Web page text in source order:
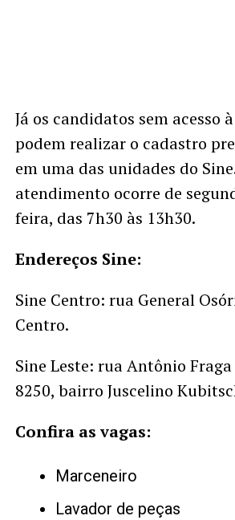
Já os candidatos sem acesso
podem realizar o cadastro
em uma das unidades do
atendimento ocorre de
feira, das 7h30 às 13h30.
Endereços Sine:
Sine Centro: rua General
Centro.
Sine Leste: rua Antônio
8250, bairro Juscelino
Confira as vagas:
Marceneiro
Lavador de peças